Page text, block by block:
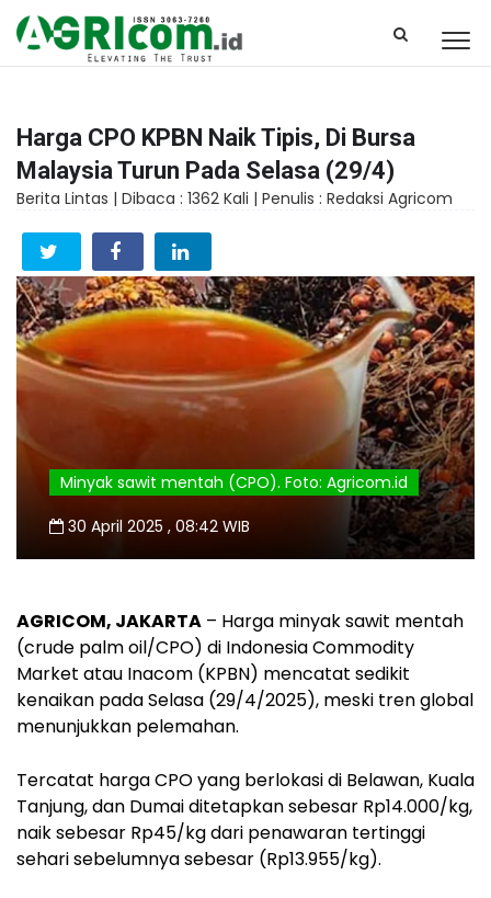
Harga CPO KPBN Naik Tipis, Di Bursa
Malaysia Turun Pada Selasa (29/4)
Berita Lintas | Dibaca : 1362 Kali | Penulis : Redaksi Agricom
Minyak sawit mentah (CPO). Foto: Agricom.id
30 April 2025 , 08:42 WIB
AGRICOM, JAKARTA – Harga minyak sawit mentah
(crude palm oil/CPO) di Indonesia Commodity
Market atau Inacom (KPBN) mencatat sedikit
kenaikan pada Selasa (29/4/2025), meski tren global
menunjukkan pelemahan.
Tercatat harga CPO yang berlokasi di Belawan, Kuala
Tanjung, dan Dumai ditetapkan sebesar Rp14.000/kg,
naik sebesar Rp45/kg dari penawaran tertinggi
sehari sebelumnya sebesar (Rp13.955/kg).